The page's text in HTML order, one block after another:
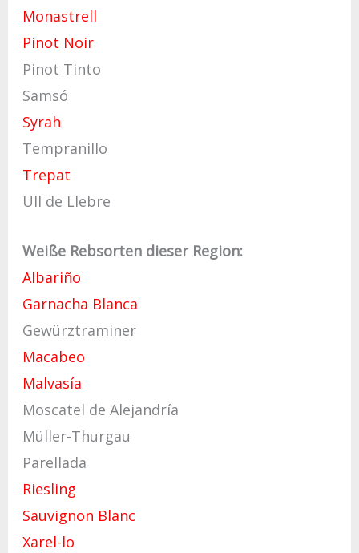
Monastrell
Pinot Noir
Pinot Tinto
Samsó
Syrah
Tempranillo
Trepat
Ull de Llebre
Weiße Rebsorten dieser Region:
Albariño
Garnacha Blanca
Gewürztraminer
Macabeo
Malvasía
Moscatel de Alejandría
Müller-Thurgau
Parellada
Riesling
Sauvignon Blanc
Xarel-lo